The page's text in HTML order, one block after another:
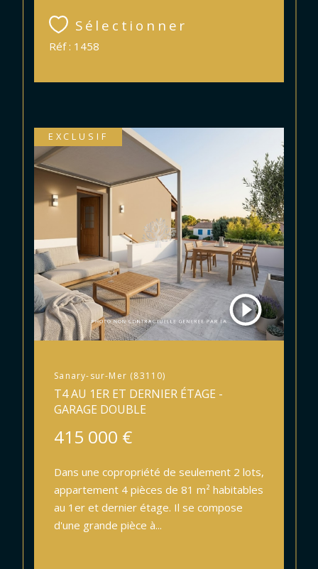
Sélectionner
Réf : 1458
Sanary-sur-Mer (83110)
T4 AU 1ER ET DERNIER ÉTAGE -
GARAGE DOUBLE
415 000 €
Dans une copropriété de seulement 2 lots,
appartement 4 pièces de 81 m² habitables
au 1er et dernier étage. Il se compose
d'une grande pièce à...
EXCLUSIF